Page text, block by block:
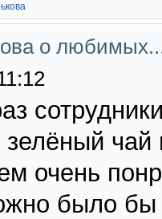
о
зелёный
очень
было бы